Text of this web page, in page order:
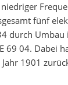
fünf
durch Umbau
69 04. Dabei
1901